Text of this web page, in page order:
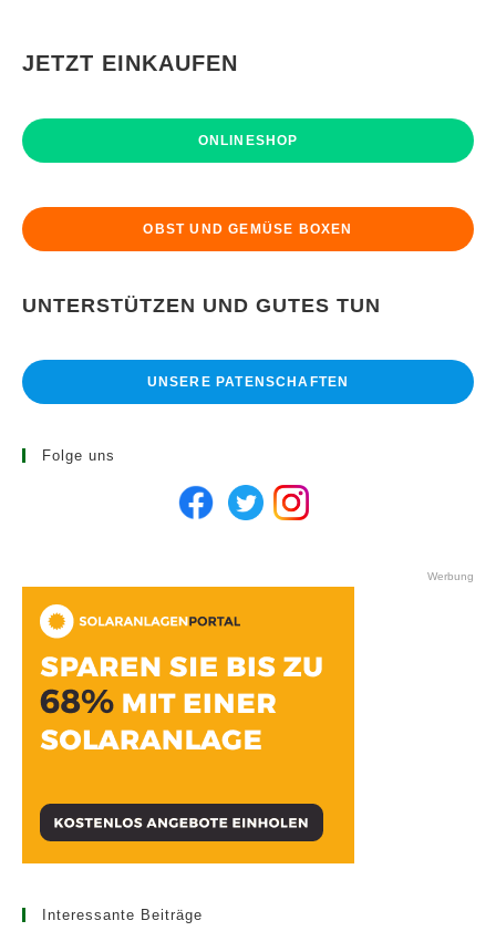
JETZT EINKAUFEN
ONLINESHOP
OBST UND GEMÜSE BOXEN
UNTERSTÜTZEN UND GUTES TUN
UNSERE PATENSCHAFTEN
Folge uns
Werbung
Interessante Beiträge